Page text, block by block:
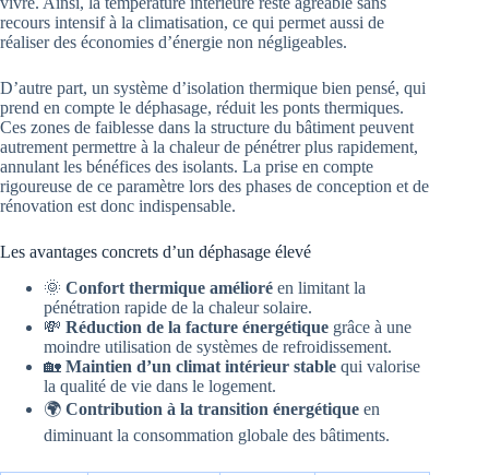
recours intensif à la climatisation, ce qui permet aussi de
réaliser des économies d’énergie non négligeables.
D’autre part, un système d’isolation thermique bien pensé, qui
prend en compte le déphasage, réduit les ponts thermiques.
Ces zones de faiblesse dans la structure du bâtiment peuvent
autrement permettre à la chaleur de pénétrer plus rapidement,
annulant les bénéfices des isolants. La prise en compte
rigoureuse de ce paramètre lors des phases de conception et de
rénovation est donc indispensable.
Les avantages concrets d’un déphasage élevé
🌞 Confort thermique amélioré en limitant la
pénétration rapide de la chaleur solaire.
💸 Réduction de la facture énergétique grâce à une
moindre utilisation de systèmes de refroidissement.
🏡 Maintien d’un climat intérieur stable qui valorise
la qualité de vie dans le logement.
🌍 Contribution à la transition énergétique en
diminuant la consommation globale des bâtiments.